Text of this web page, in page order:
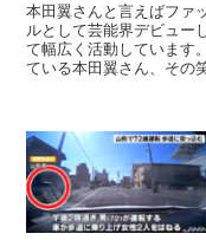
本田翼さんと言えばファ
ルとして芸能界デビュー
て幅広く活動しています
ている本田翼さん、その